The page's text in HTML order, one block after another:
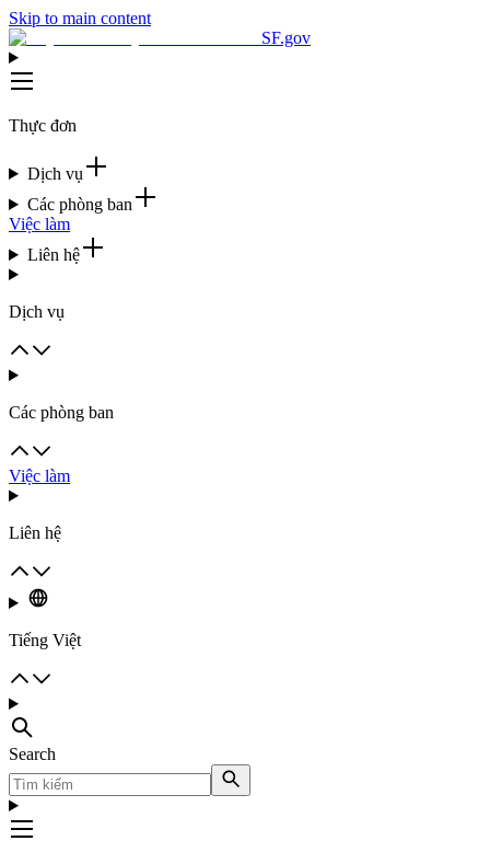
Skip to main content
SF.gov
Thực đơn
Dịch vụ
Các phòng ban
Việc làm
Liên hệ
Dịch vụ
Các phòng ban
Việc làm
Liên hệ
Tiếng Việt
Search